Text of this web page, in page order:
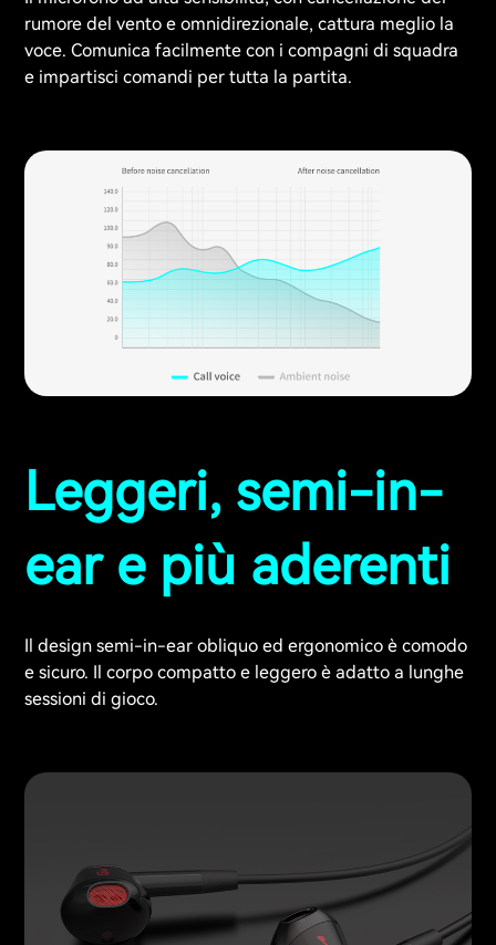
rumore del vento e omnidirezionale, cattura meglio la
voce. Comunica facilmente con i compagni di squadra
e impartisci comandi per tutta la partita.
Leggeri, semi-in-
ear e più aderenti
Il design semi-in-ear obliquo ed ergonomico è comodo
e sicuro. Il corpo compatto e leggero è adatto a lunghe
sessioni di gioco.